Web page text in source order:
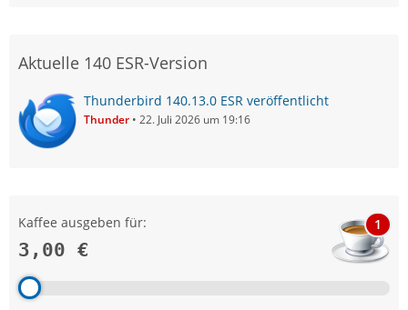
Aktuelle 140 ESR-Version
Thunderbird 140.13.0 ESR veröffentlicht
Thunder 22. Juli 2026 um 19:16
Kaffee ausgeben für:
3,00 €
1